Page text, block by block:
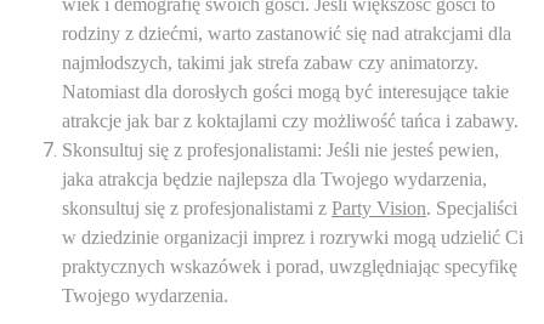
wiek i demografię swoich gości. Jeśli większość gości to
rodziny z dziećmi, warto zastanowić się nad atrakcjami dla
najmłodszych, takimi jak strefa zabaw czy animatorzy.
Natomiast dla dorosłych gości mogą być interesujące takie
atrakcje jak bar z koktajlami czy możliwość tańca i zabawy.
Skonsultuj się z profesjonalistami: Jeśli nie jesteś pewien,
jaka atrakcja będzie najlepsza dla Twojego wydarzenia,
skonsultuj się z profesjonalistami z Party Vision. Specjaliści
w dziedzinie organizacji imprez i rozrywki mogą udzielić Ci
praktycznych wskazówek i porad, uwzględniając specyfikę
Twojego wydarzenia.